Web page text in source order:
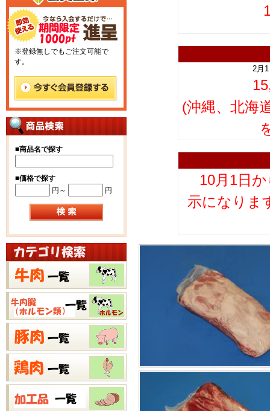
※登録無しでもご注文可能で
す。
■商品名で探す
■価格で探す
円～
円
2月
(沖縄、北海
10月1日
示になりま